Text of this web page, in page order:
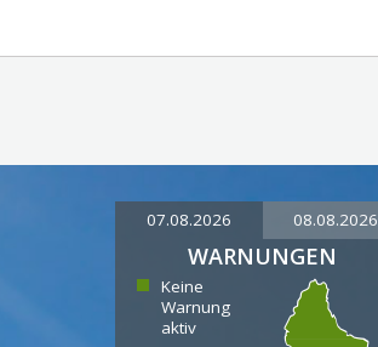
07.08.2026 08.08.2026
WARNUNGEN
Keine
Warnung
aktiv